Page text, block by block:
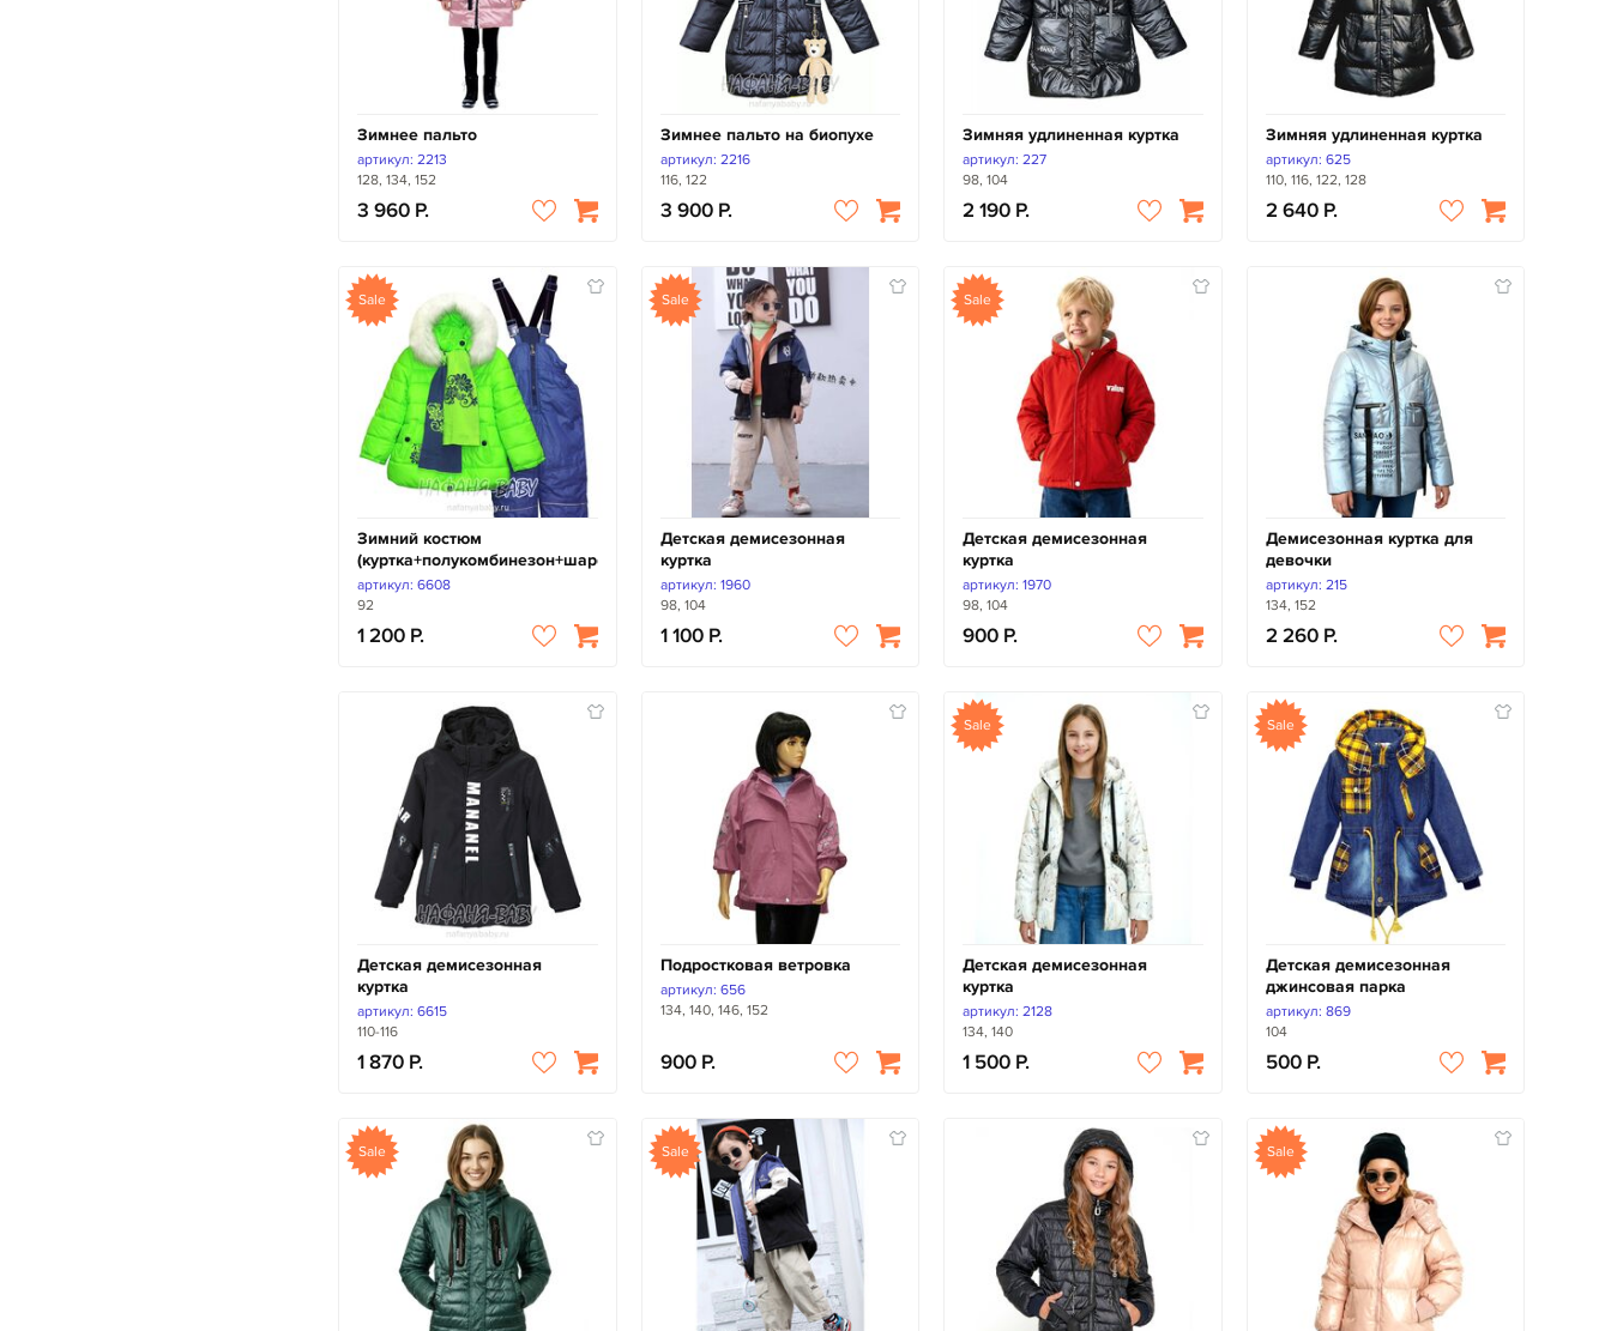
Зимнее пальто
артикул: 2213
128, 134, 152
3 960
Зимнее пальто на биопухе
артикул: 2216
116, 122
3 900
Зимняя удлиненная куртка
артикул: 227
98, 104
2 190
Зимняя удлиненная куртка
артикул: 625
110, 116, 122, 128
2 640
Sale
Зимний костюм
(куртка+полукомбинезон+шарфик)
артикул: 6608
92
1 200
Sale
Детская демисезонная
куртка
артикул: 1960
98, 104
1 100
Sale
Детская демисезонная
куртка
артикул: 1970
98, 104
900
Демисезонная куртка для
девочки
артикул: 215
134, 152
2 260
Детская демисезонная
куртка
артикул: 6615
110-116
1 870
Подростковая ветровка
артикул: 656
134, 140, 146, 152
900
Sale
Детская демисезонная
куртка
артикул: 2128
134, 140
1 500
Sale
Детская демисезонная
джинсовая парка
артикул: 869
104
500
Sale Sale Sale